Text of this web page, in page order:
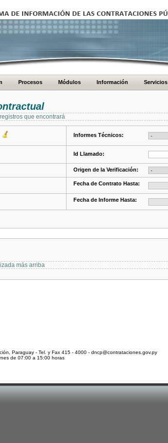
Procesos Módulos Información Servicios
que encontrará
Informes Técnicos:
Id Llamado:
Origen de la Verificación:
Fecha de Contrato Hasta:
Fecha de Informe Hasta:
más arriba
Paraguay - Tel. y Fax 415 - 4000 - dncp@contrataciones.gov.py
de 07:00 a 15:00 horas